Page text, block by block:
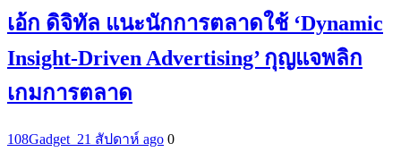
เอ้ก ดิจิทัล แนะนักการตลาดใช้ ‘Dynamic
Insight-Driven Advertising’ กุญแจพลิก
เกมการตลาด
108Gadget_21 สัปดาห์ ago 0